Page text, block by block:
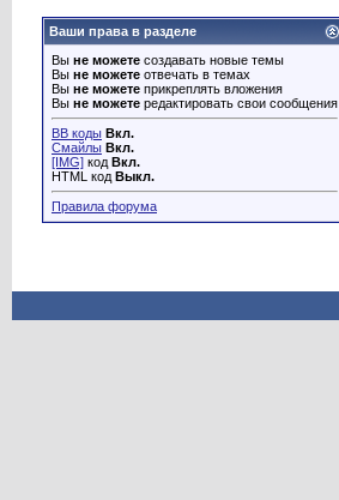
Ваши права в разделе
Вы не можете создавать новые темы
Вы не можете отвечать в темах
Вы не можете прикреплять вложения
Вы не можете редактировать свои сообщения
BB коды Вкл.
Смайлы Вкл.
[IMG] код Вкл.
HTML код Выкл.
Правила форума